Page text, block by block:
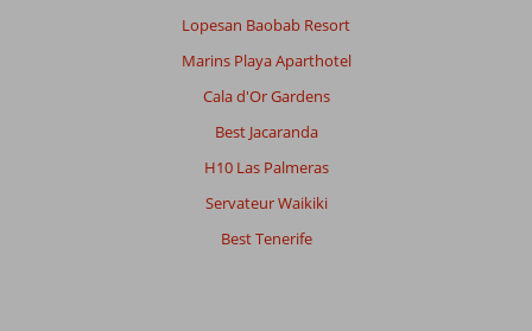
Lopesan Baobab Resort
Marins Playa Aparthotel
Cala d'Or Gardens
Best Jacaranda
H10 Las Palmeras
Servateur Waikiki
Best Tenerife